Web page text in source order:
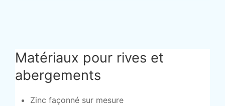
Matériaux pour rives et
abergements
Zinc façonné sur mesure